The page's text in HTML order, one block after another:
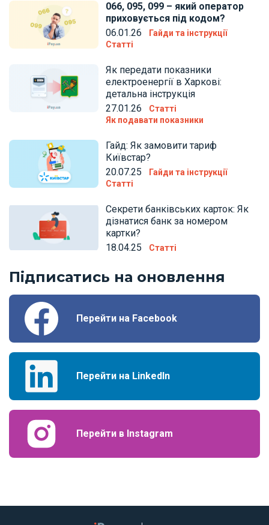
066, 095, 099 – який оператор
приховується під кодом?
06.01.26
Гайди та інструкції
Статті
Як передати показники
електроенергії в Харкові:
детальна інструкція
27.01.26
Статті
Як подавати показники
Гайд: Як замовити тариф
Київстар?
20.07.25
Гайди та інструкції
Статті
Секрети банківських карток: Як
дізнатися банк за номером
картки?
18.04.25
Статті
Підписатись на оновлення
Перейти на Facebook
Перейти на LinkedIn
Перейти в Instagram